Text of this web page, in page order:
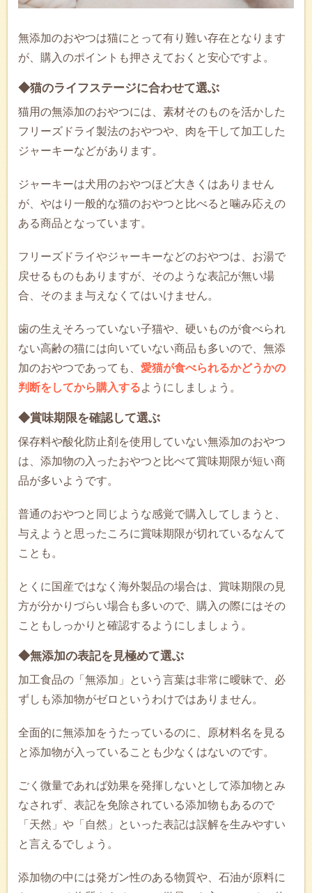
無添加のおやつは猫にとって有り難い存在となります
が、購入のポイントも押さえておくと安心ですよ。
◆猫のライフステージに合わせて選ぶ
猫用の無添加のおやつには、素材そのものを活かした
フリーズドライ製法のおやつや、肉を干して加工した
ジャーキーなどがあります。
ジャーキーは犬用のおやつほど大きくはありません
が、やはり一般的な猫のおやつと比べると噛み応えの
ある商品となっています。
フリーズドライやジャーキーなどのおやつは、お湯で
戻せるものもありますが、そのような表記が無い場
合、そのまま与えなくてはいけません。
歯の生えそろっていない子猫や、硬いものが食べられ
ない高齢の猫には向いていない商品も多いので、無添
加のおやつであっても、 愛猫が食べられるかどうかの
判断をしてから購入するようにしましょう。
◆賞味期限を確認して選ぶ
保存料や酸化防止剤を使用していない無添加のおやつ
は、添加物の入ったおやつと比べて賞味期限が短い商
品が多いようです。
普通のおやつと同じような感覚で購入してしまうと、
与えようと思ったころに賞味期限が切れているなんて
ことも。
とくに国産ではなく海外製品の場合は、賞味期限の見
方が分かりづらい場合も多いので、購入の際にはその
こともしっかりと確認するようにしましょう。
◆無添加の表記を見極めて選ぶ
加工食品の「無添加」という言葉は非常に曖昧で、必
ずしも添加物がゼロというわけではありません。
全面的に無添加をうたっているのに、原材料名を見る
と添加物が入っていることも少なくはないのです。
ごく微量であれば効果を発揮しないとして添加物とみ
なされず、表記を免除されている添加物もあるので
「天然」や「自然」といった表記は誤解を生みやすい
と言えるでしょう。
添加物の中には発ガン性のある物質や、石油が原料に